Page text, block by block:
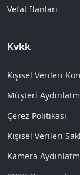
Vefat İlanları
Kvkk
Kişisel Verileri
Müşteri
Çerez Politikası
Kişisel Verileri
Kamera